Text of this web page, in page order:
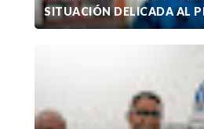
SITUACIÓN DELICADA AL